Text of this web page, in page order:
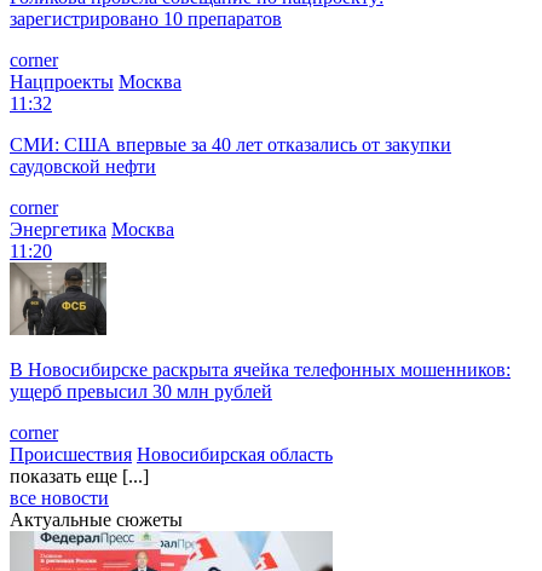
зарегистрировано 10 препаратов
corner
Нацпроекты Москва
11:32
СМИ: США впервые за 40 лет отказались от закупки
саудовской нефти
corner
Энергетика Москва
11:20
В Новосибирске раскрыта ячейка телефонных мошенников:
ущерб превысил 30 млн рублей
corner
Происшествия Новосибирская область
показать еще [...]
все новости
Актуальные сюжеты